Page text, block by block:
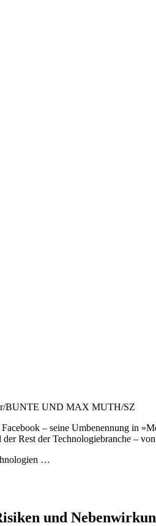
BUNTE UND MAX MUTH/SZ
– seine Umbenennung in
Rest der Technologiebranche –
…
und